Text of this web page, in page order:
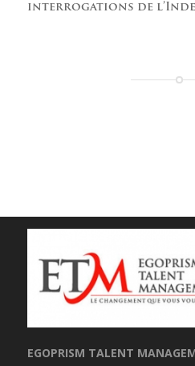
interrogations de
EGOPRISM TALENT